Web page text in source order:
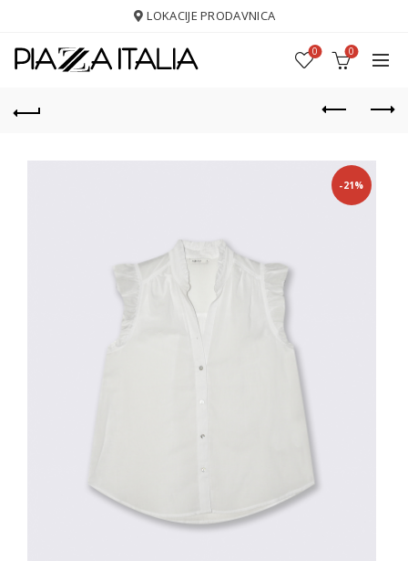
LOKACIJE PRODAVNICA
0 0
-21%